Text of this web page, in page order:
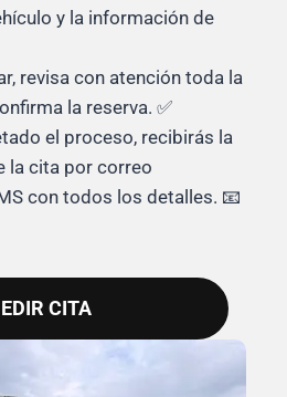
y la información de
revisa con atención toda la
la reserva. ✅
el proceso, recibirás la
la cita por correo
con todos los detalles. 📧
CITA